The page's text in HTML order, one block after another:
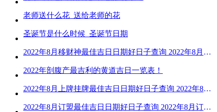
老师送什么花_送给老师的花
圣诞节是什么时候_圣诞节日期
2022年8月移财神最佳吉日日期好日子查询 2022年8月移财神吉日一览
2022年剖腹产最吉利的黄道吉日一览表！
2022年8月上牌挂牌最佳吉日日期好日子查询 2022年8月上牌吉日精选
2022年8月订盟最佳吉日日期好日子查询 2022年8月订盟黄道吉日一览